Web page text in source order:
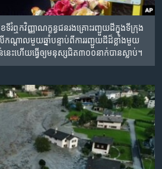
ខ​ទីរំឮក​វិញ្ញាណក្ខន្ធ​ជនរងគ្រោះ​រញ្ជួយ​ដី​ក្នុង​ទីក្រុង​
ណ្តាល​មួយ​ឆ្នាំ​បន្ទាប់​ពី​ការ​រញ្ជួយ​ដី​ដ៏​ខ្លាំង​មួយ​
េះ​ហើយ​ធ្វើ​ឲ្យ​មនុស្ស​ជិត​៣០០​នាក់​បាន​ស្លាប់។